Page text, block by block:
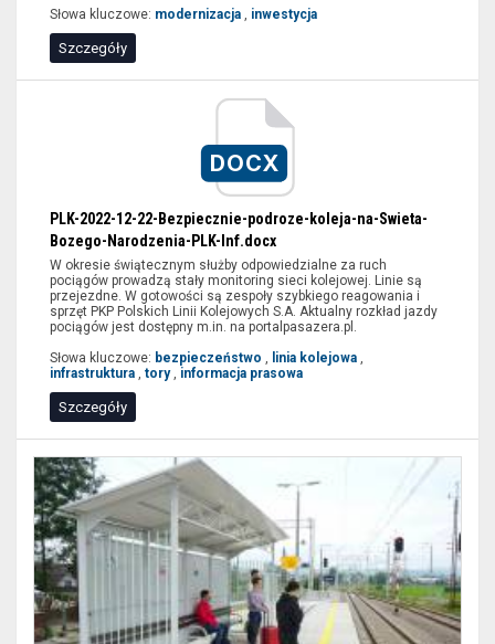
Słowa kluczowe: modernizacja , inwestycja
Szczegóły
SOK,
rozkład
jazdy,
www.portalpasazera.pl,
Boże
Narodzenie,
podróże
pociagiem
DOCX
PLK-2022-12-22-Bezpiecznie-podroze-koleja-na-Swieta-
Bozego-Narodzenia-PLK-Inf.docx
W okresie świątecznym służby odpowiedzialne za ruch
pociągów prowadzą stały monitoring sieci kolejowej. Linie są
przejezdne. W gotowości są zespoły szybkiego reagowania i
sprzęt PKP Polskich Linii Kolejowych S.A. Aktualny rozkład jazdy
pociągów jest dostępny m.in. na portalpasazera.pl.
Słowa kluczowe: bezpieczeństwo , linia kolejowa ,
infrastruktura , tory, informacja prasowa
Szczegóły